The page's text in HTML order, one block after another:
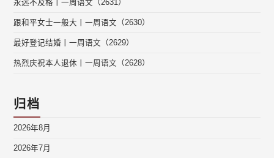
永远不及格丨一周语文（2631）
跟和平女士一般大丨一周语文（2630）
最好登记结婚丨一周语文（2629）
热烈庆祝本人退休丨一周语文（2628）
归档
2026年8月
2026年7月